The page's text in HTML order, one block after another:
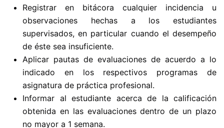
Registrar en bitácora cualquier incidencia u
observaciones hechas a los estudiantes
supervisados, en particular cuando el desempeño
de éste sea insuficiente.
Aplicar pautas de evaluaciones de acuerdo a lo
indicado en los respectivos programas de
asignatura de práctica profesional.
Informar al estudiante acerca de la calificación
obtenida en las evaluaciones dentro de un plazo
no mayor a 1 semana.